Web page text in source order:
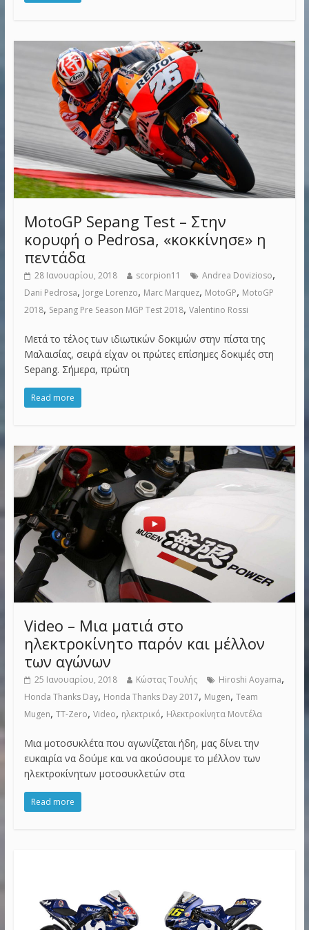
MotoGP Sepang Test – Στην
κορυφή ο Pedrosa, «κοκκίνησε» η
πεντάδα
28 Ιανουαρίου, 2018 scorpion11 Andrea Dovizioso,
Dani Pedrosa, Jorge Lorenzo, Marc Marquez, MotoGP, MotoGP
2018, Sepang Pre Season MGP Test 2018, Valentino Rossi
Μετά το τέλος των ιδιωτικών δοκιμών στην πίστα της
Μαλαισίας, σειρά είχαν οι πρώτες επίσημες δοκιμές στη
Sepang. Σήμερα, πρώτη
Read more
Video – Μια ματιά στο
ηλεκτροκίνητο παρόν και μέλλον
των αγώνων
25 Ιανουαρίου, 2018 Κώστας Τουλής Hiroshi Aoyama,
Honda Thanks Day, Honda Thanks Day 2017, Mugen, Team
Mugen, TT-Zero, Video, ηλεκτρικό, Ηλεκτροκίνητα Μοντέλα
Μια μοτοσυκλέτα που αγωνίζεται ήδη, μας δίνει την
ευκαιρία να δούμε και να ακούσουμε το μέλλον των
ηλεκτροκίνητων μοτοσυκλετών στα
Read more